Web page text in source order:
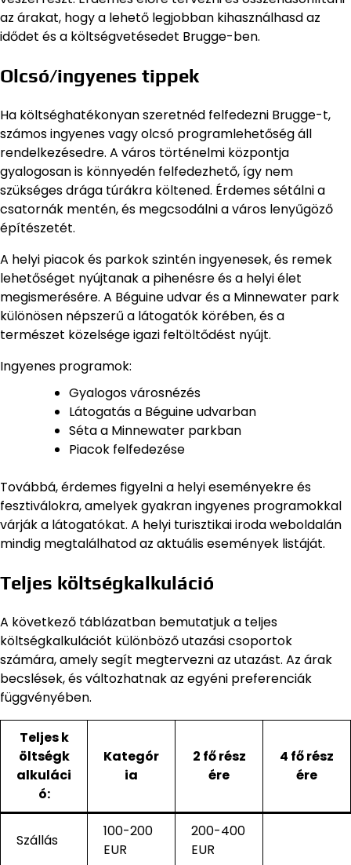
az árakat, hogy a lehető legjobban kihasználhasd az
idődet és a költségvetésedet Brugge-ben.
Olcsó/ingyenes tippek
Ha költséghatékonyan szeretnéd felfedezni Brugge-t,
számos ingyenes vagy olcsó programlehetőség áll
rendelkezésedre. A város történelmi központja
gyalogosan is könnyedén felfedezhető, így nem
szükséges drága túrákra költened. Érdemes sétálni a
csatornák mentén, és megcsodálni a város lenyűgöző
építészetét.
A helyi piacok és parkok szintén ingyenesek, és remek
lehetőséget nyújtanak a pihenésre és a helyi élet
megismerésére. A Béguine udvar és a Minnewater park
különösen népszerű a látogatók körében, és a
természet közelsége igazi feltöltődést nyújt.
Ingyenes programok:
Gyalogos városnézés
Látogatás a Béguine udvarban
Séta a Minnewater parkban
Piacok felfedezése
Továbbá, érdemes figyelni a helyi eseményekre és
fesztiválokra, amelyek gyakran ingyenes programokkal
várják a látogatókat. A helyi turisztikai iroda weboldalán
mindig megtalálhatod az aktuális események listáját.
Teljes költségkalkuláció
A következő táblázatban bemutatjuk a teljes
költségkalkulációt különböző utazási csoportok
számára, amely segít megtervezni az utazást. Az árak
becslések, és változhatnak az egyéni preferenciák
függvényében.
Teljes k
öltségk
alkuláci
ó:
Kategór
ia
2 fő rész
ére
4 fő rész
ére
Szállás
100-200
EUR
200-400
EUR